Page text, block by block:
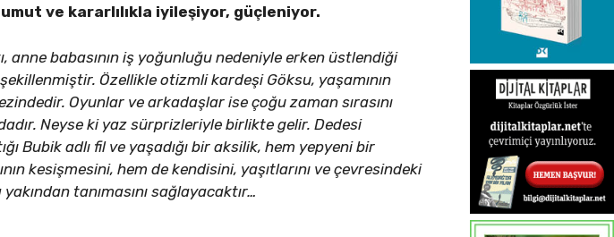
ve kararlılıkla iyileşiyor, güçleniyor.
anne babasının iş yoğunluğu nedeniyle erken üstlendiği
Özellikle otizmli kardeşi Göksu, yaşamının
Oyunlar ve arkadaşlar ise çoğu zaman sırasını
Neyse ki yaz sürprizleriyle birlikte gelir. Dedesi
Bubik adlı fil ve yaşadığı bir aksilik, hem yepyeni bir
kesişmesini, hem de kendisini, yaşıtlarını ve çevresindeki
tanımasını sağlayacaktır…